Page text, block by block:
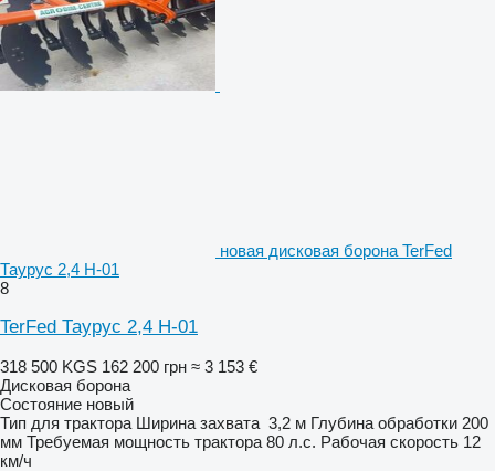
новая дисковая борона TerFed
Таурус 2,4 Н-01
8
TerFed Таурус 2,4 Н-01
318 500 KGS 162 200 грн ≈ 3 153 €
Дисковая борона
Состояние новый
Тип для трактора Ширина захвата 3,2 м Глубина обработки 200
мм Требуемая мощность трактора 80 л.с. Рабочая скорость 12
км/ч